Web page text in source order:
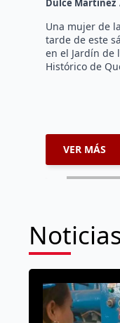
Dulce Martinez
Una mujer de
tarde de este
en el Jardín de
Histórico de
VER MÁS